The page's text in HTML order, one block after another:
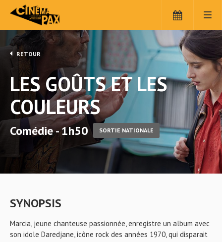
RETOUR
LES GOÛTS ET LES
COULEURS
Comédie - 1h50 SORTIE NATIONALE
SYNOPSIS
Marcia, jeune chanteuse passionnée, enregistre un album avec
son idole Daredjane, icône rock des années 1970, qui disparait